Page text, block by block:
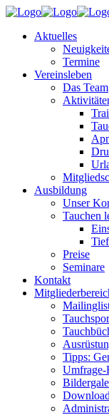
Aktuelles
Termine
Vereinsleben
Das Team
Ausbildung
Unser
Tauchen
Preise
Seminare
Kontakt
Tipps:
Umfrage-